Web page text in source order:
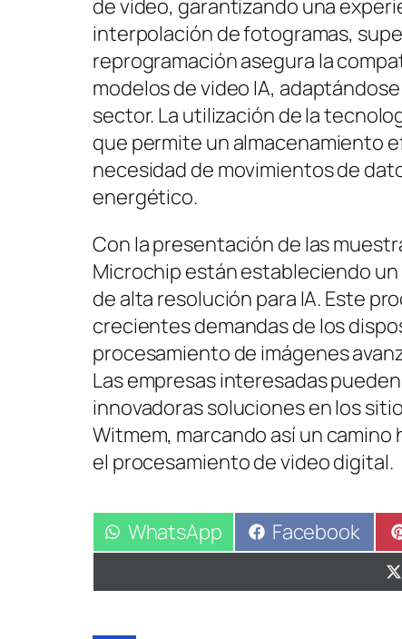
de video, garantizando una
interpolación de fotogramas,
reprogramación asegura la
modelos de video IA,
sector. La utilización de la
que permite un almacenamiento
necesidad de movimientos de
energético.
Con la presentación de las
Microchip están estableciendo
de alta resolución para IA. Este
crecientes demandas de los
procesamiento de imágenes
Las empresas interesadas
innovadoras soluciones en los
Witmem, marcando así un
el procesamiento de video digital.
Compartir
en
WhatsApp Compartir
en
Facebook